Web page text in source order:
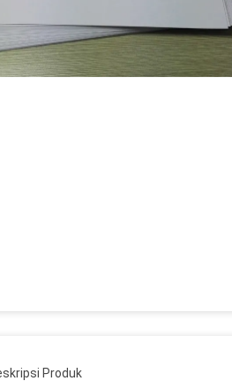
Produk